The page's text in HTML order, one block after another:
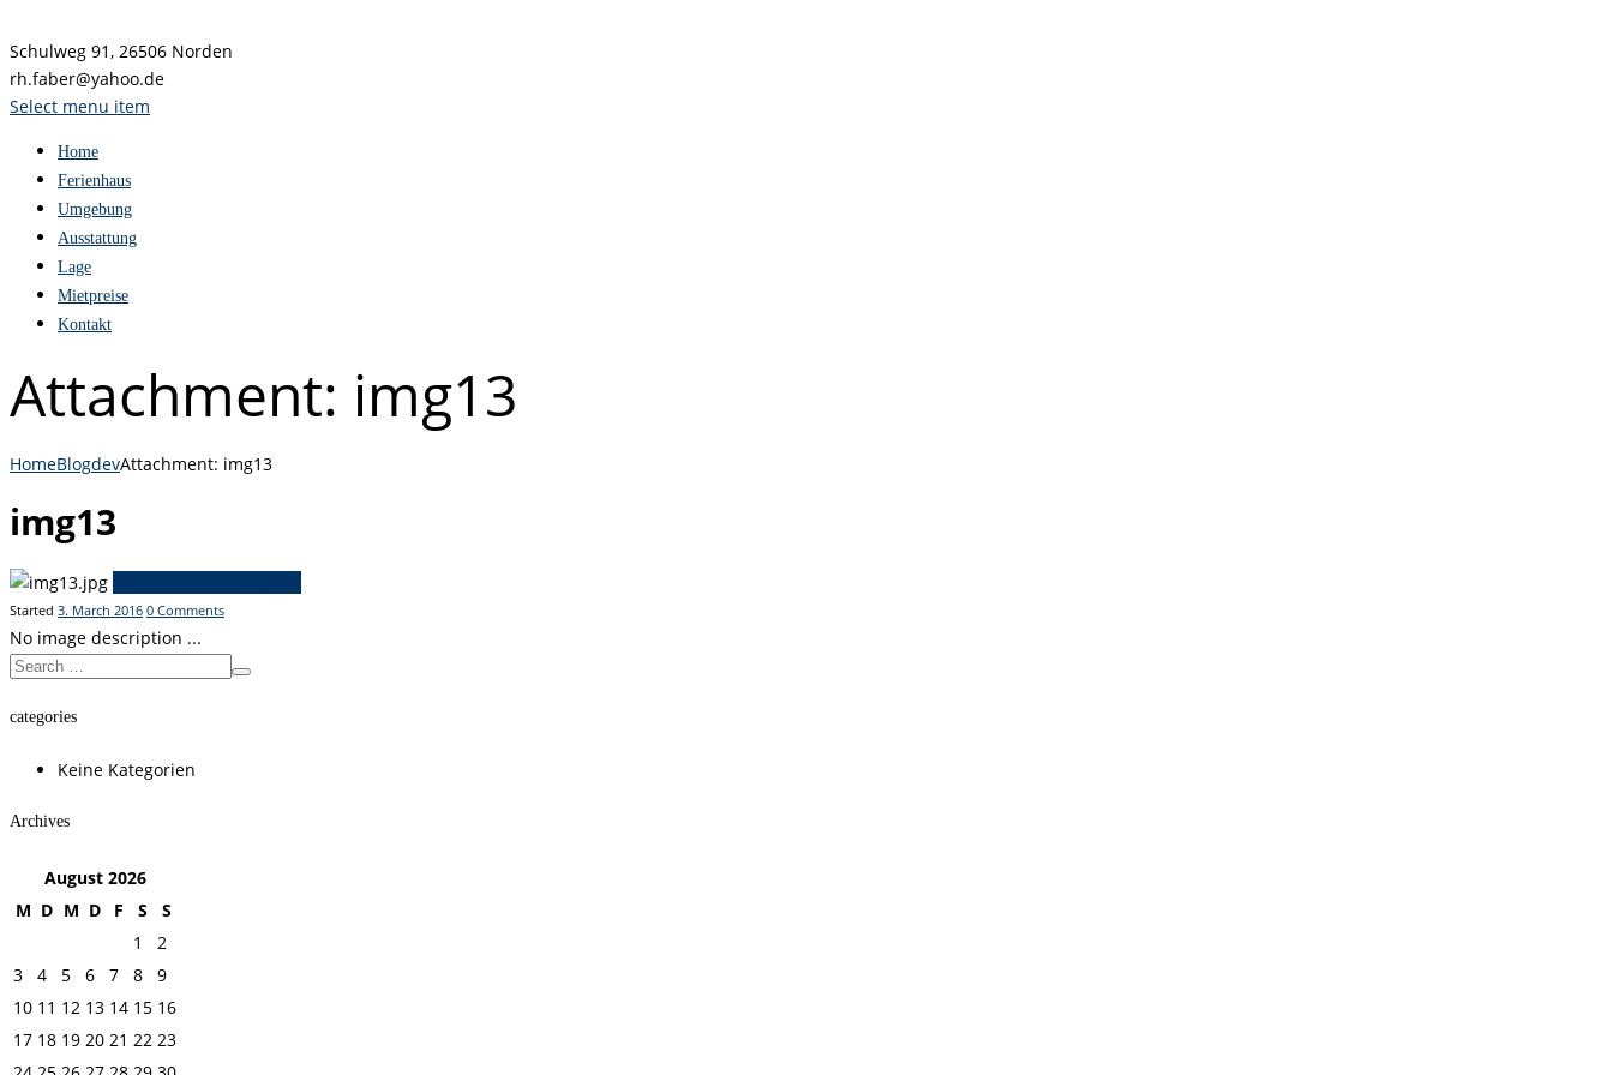
Schulweg 91, 26506 Norden
rh.faber@yahoo.de
Select menu item
Home
Ferienhaus
Umgebung
Ausstattung
Lage
Mietpreise
Kontakt
Attachment: img13
HomeBlogdevAttachment: img13
img13
Started 3. March 2016 0 Comments
No image description ...
categories
Keine Kategorien
Archives
August 2026
M D M D F S
S
1
2
3
4 5 6 7 8
9
10 11 12 13 14 15 16
17 18 19 20 21 22 23